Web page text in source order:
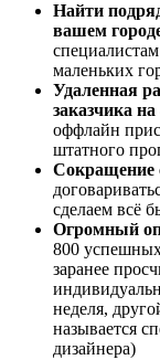
Найти
вашем
маленьких
Удаленная
заказчика
оффлайн
штатного
Сокращение
сделаем всё
Огромный
800
заранее
неделя,
называется
дизайнера)